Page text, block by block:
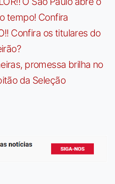
tempo! Confira
Confira os titulares do
promessa brilha no
da Seleção